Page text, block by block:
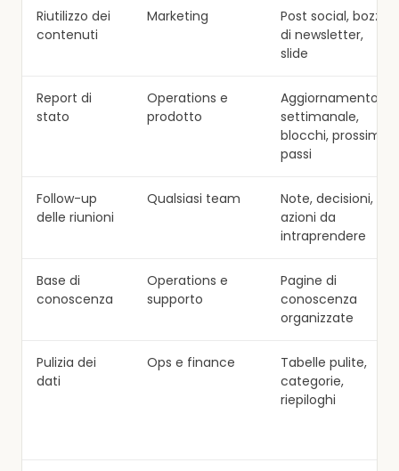
Riutilizzo dei
contenuti
Marketing
Post social, bozze
di newsletter,
slide
Report di
stato
Operations e
prodotto
Aggiornamento
settimanale,
blocchi, prossimi
passi
Follow-up
delle riunioni
Qualsiasi team
Note, decisioni,
azioni da
intraprendere
Base di
conoscenza
Operations e
supporto
Pagine di
conoscenza
organizzate
Pulizia dei
dati
Ops e finance
Tabelle pulite,
categorie,
riepiloghi